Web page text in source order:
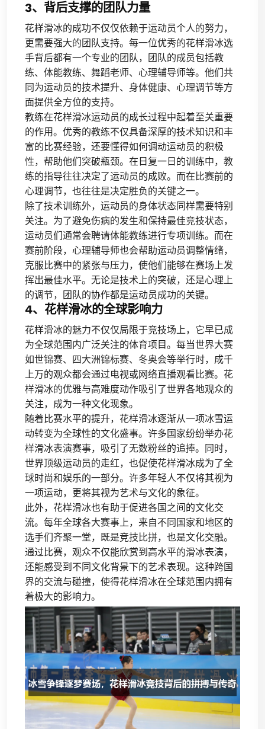
3、背后支撑的团队力量
花样滑冰的成功不仅仅依赖于运动员个人的努力，
更需要强大的团队支持。每一位优秀的花样滑冰选
手背后都有一个专业的团队，团队的成员包括教
练、体能教练、舞蹈老师、心理辅导师等。他们共
同为运动员的技术提升、身体健康、心理调节等方
面提供全方位的支持。
教练在花样滑冰运动员的成长过程中起着至关重要
的作用。优秀的教练不仅具备深厚的技术知识和丰
富的比赛经验，还要懂得如何调动运动员的积极
性，帮助他们突破瓶颈。在日复一日的训练中，教
练的指导往往决定了运动员的成败。而在比赛前的
心理调节，也往往是决定胜负的关键之一。
除了技术训练外，运动员的身体状态同样需要特别
关注。为了避免伤病的发生和保持最佳竞技状态，
运动员们通常会聘请体能教练进行专项训练。而在
赛前阶段，心理辅导师也会帮助运动员调整情绪，
克服比赛中的紧张与压力，使他们能够在赛场上发
挥出最佳水平。无论是技术上的突破，还是心理上
的调节，团队的协作都是运动员成功的关键。
4、花样滑冰的全球影响力
花样滑冰的魅力不仅仅局限于竞技场上，它早已成
为全球范围内广泛关注的体育项目。每当世界大赛
如世锦赛、四大洲锦标赛、冬奥会等举行时，成千
上万的观众都会通过电视或网络直播观看比赛。花
样滑冰的优雅与高难度动作吸引了世界各地观众的
关注，成为一种文化现象。
随着比赛水平的提升，花样滑冰逐渐从一项冰雪运
动转变为全球性的文化盛事。许多国家纷纷举办花
样滑冰表演赛事，吸引了无数粉丝的追捧。同时，
世界顶级运动员的走红，也促使花样滑冰成为了全
球时尚和娱乐的一部分。许多年轻人不仅将其视为
一项运动，更将其视为艺术与文化的象征。
此外，花样滑冰也有助于促进各国之间的文化交
流。每年全球各大赛事上，来自不同国家和地区的
选手们齐聚一堂，既是竞技比拼，也是文化交融。
通过比赛，观众不仅能欣赏到高水平的滑冰表演，
还能感受到不同文化背景下的艺术表现。这种跨国
界的交流与碰撞，使得花样滑冰在全球范围内拥有
着极大的影响力。